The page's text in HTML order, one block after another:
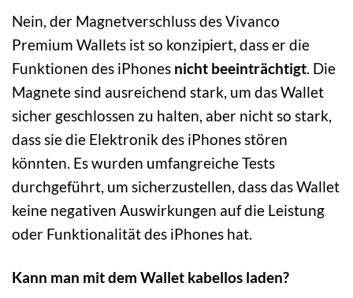
Nein, der Magnetverschluss des Vivanco
Premium Wallets ist so konzipiert, dass er die
Funktionen des iPhones nicht beeinträchtigt. Die
Magnete sind ausreichend stark, um das Wallet
sicher geschlossen zu halten, aber nicht so stark,
dass sie die Elektronik des iPhones stören
könnten. Es wurden umfangreiche Tests
durchgeführt, um sicherzustellen, dass das Wallet
keine negativen Auswirkungen auf die Leistung
oder Funktionalität des iPhones hat.
Kann man mit dem Wallet kabellos laden?